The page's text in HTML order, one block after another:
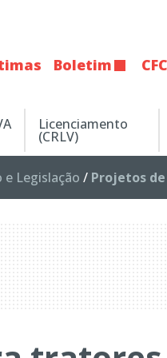
Boletim
Licenciamento
(CRLV)
e Legislação / Projetos